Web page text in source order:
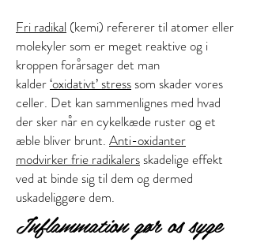
Fri radikal (kemi) refererer til atomer eller
molekyler som er meget reaktive og i
kroppen forårsager det man
kalder‘oxidativt’ stresssom skader vores
celler. Det kan sammenlignes med hvad
der sker når en cykelkæde ruster og et
æble bliver brunt. Anti-oxidanter
modvirker frie radikalersskadelige effekt
ved at binde sig til dem og dermed
uskadeliggøre dem.
Inflammation gør os syge